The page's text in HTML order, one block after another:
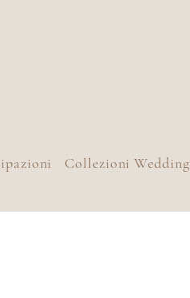
Collezioni Wedding